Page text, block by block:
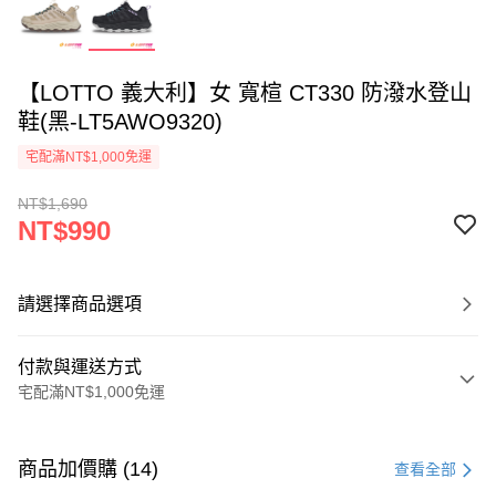
【LOTTO 義大利】女 寬楦 CT330 防潑水登山
鞋(黑-LT5AWO9320)
宅配滿NT$1,000免運
NT$1,690
NT$990
請選擇商品選項
付款與運送方式
宅配滿NT$1,000免運
信用卡一次付款
商品加價購 (14) 查看全部